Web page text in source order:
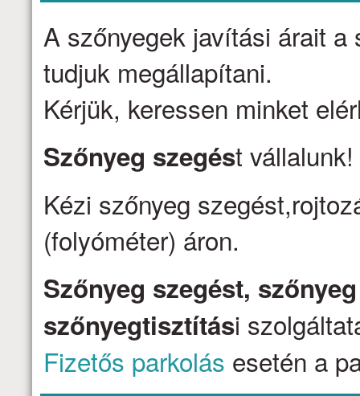
A szőnyegek javítási árait a
tudjuk megállapítani.
Kérjük, keressen minket
Szőnyeg szegést
Kézi szőnyeg
(folyóméter) áron.
Szőnyeg szegést,
szőnyegtisztítási
Fizetős parkolás esetén a